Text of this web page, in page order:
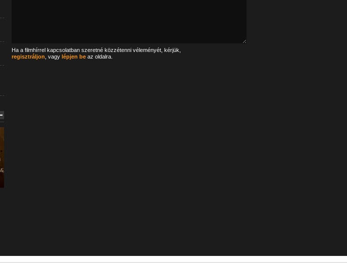
Ha a filmhírrel kapcsolatban szeretné közzétenni véleményét, kérjük,
regisztráljon , vagy lépjen beaz oldalra.